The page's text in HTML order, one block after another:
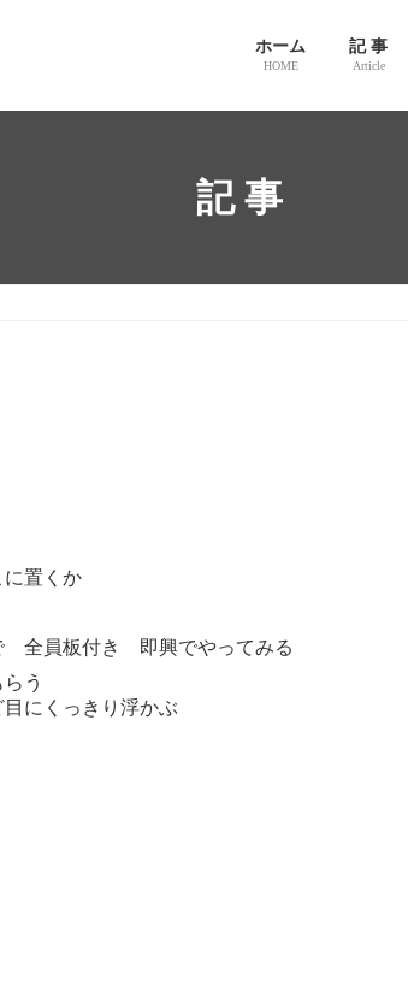
ホーム
HOME
記 事
Article
記 事
置くか
全員板付き 即興でやってみる
う
にくっきり浮かぶ